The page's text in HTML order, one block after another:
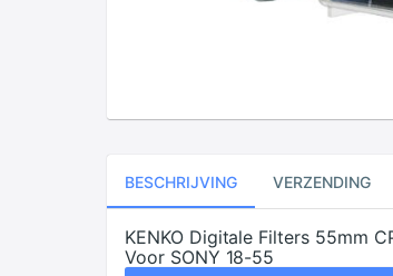
BESCHRIJVING VERZENDING
KENKO Digitale Filters 55mm
Voor SONY 18-55